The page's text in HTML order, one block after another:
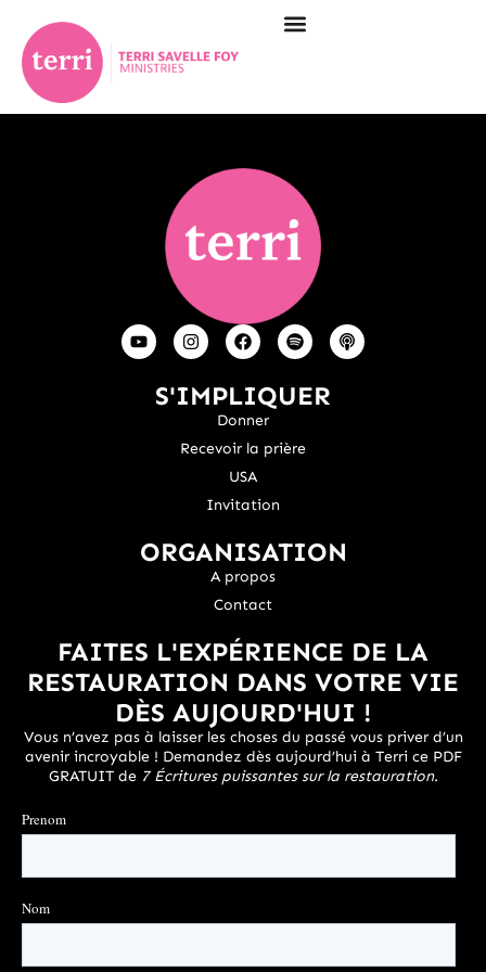
S'IMPLIQUER
Donner
Recevoir la prière
USA
Invitation
ORGANISATION
A propos
Contact
FAITES L'EXPÉRIENCE DE LA
RESTAURATION DANS VOTRE VIE
DÈS AUJOURD'HUI !
Vous n’avez pas à laisser les choses du passé vous priver d’un
avenir incroyable ! Demandez dès aujourd’hui à Terri ce PDF
GRATUIT de 7 Écritures puissantes sur la restauration.